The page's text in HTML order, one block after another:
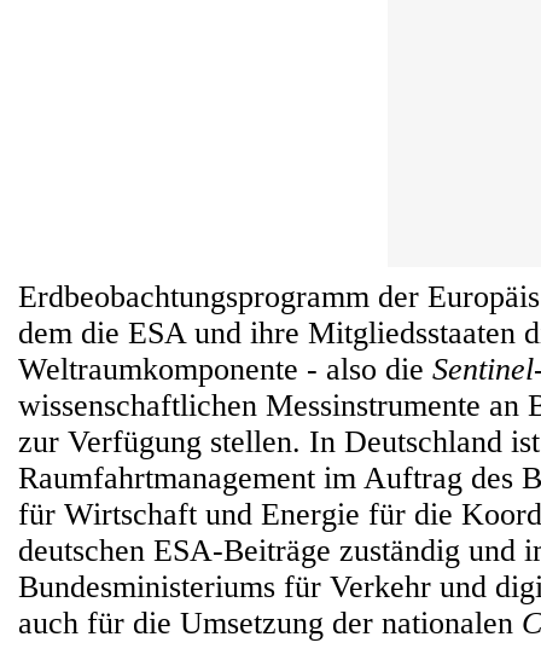
Erdbeobachtungsprogramm der
dem die ESA und ihre Mitgliedsstaaten
Weltraumkomponente - also die Sentinel
wissenschaftlichen Messinstrumente an
zur Verfügung stellen. In Deutschland
Raumfahrtmanagement im Auftrag des
für Wirtschaft und Energie für die
deutschen ESA-Beiträge zuständig und
Bundesministeriums für Verkehr und
auch für die Umsetzung der nationalen